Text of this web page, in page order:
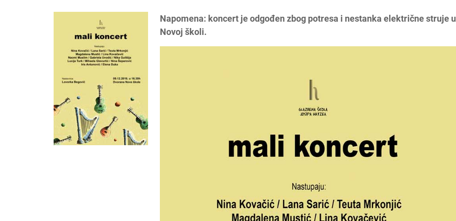
Napomena: koncert je odgođen zbog potresa i nestanka električne struje u
Novoj školi.